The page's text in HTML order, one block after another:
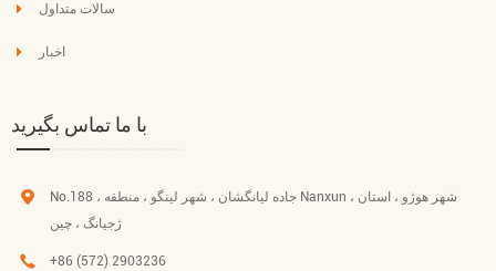
سالات متداول
اخبار
با ما تماس بگیرید
No.188 ، جاده لیانگشان ، شهر لینگو ، منطقه Nanxun ، شهر هوژو ، استان
ژجیانگ ، چین
+86 (572) 2903236